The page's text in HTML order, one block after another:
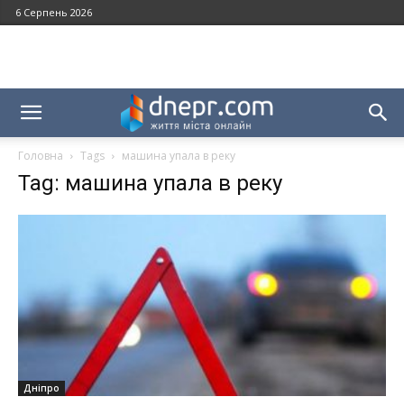
6 Серпень 2026
Головна Tags машина упала в реку
Tag: машина упала в реку
Дніпро